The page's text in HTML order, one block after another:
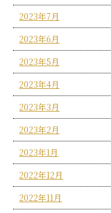
2023年7月
2023年6月
2023年5月
2023年4月
2023年3月
2023年2月
2023年1月
2022年12月
2022年11月